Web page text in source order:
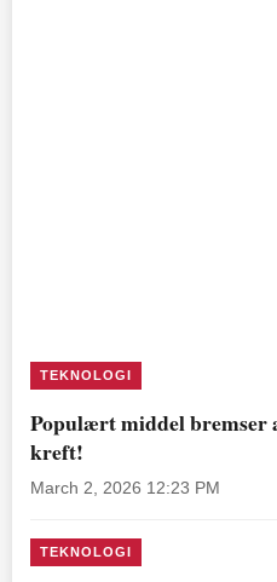
TEKNOLOGI
Populært middel bremser
kreft!
March 2, 2026 12:23 PM
TEKNOLOGI